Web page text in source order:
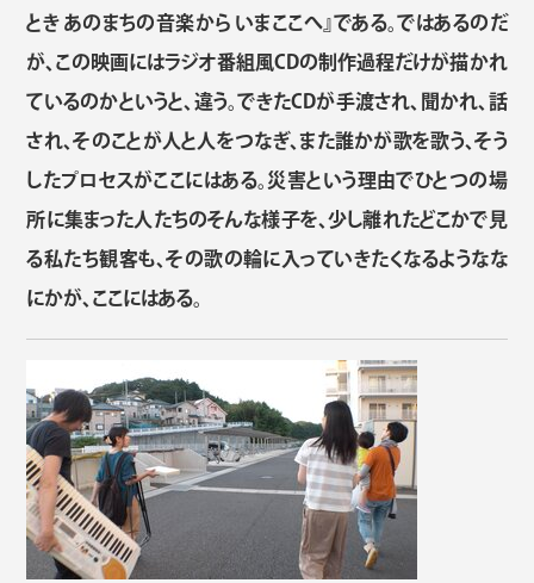
とき あのまちの⾳楽から いまここへ』である。ではあるのだ
が、この映画にはラジオ番組風CDの制作過程だけが描かれ
ているのかというと、違う。できたCDが手渡され、聞かれ、話
され、そのことが人と人をつなぎ、また誰かが歌を歌う、そう
したプロセスがここにはある。災害という理由でひとつの場
所に集まった人たちのそんな様子を、少し離れたどこかで見
る私たち観客も、その歌の輪に入っていきたくなるようなな
にかが、ここにはある。